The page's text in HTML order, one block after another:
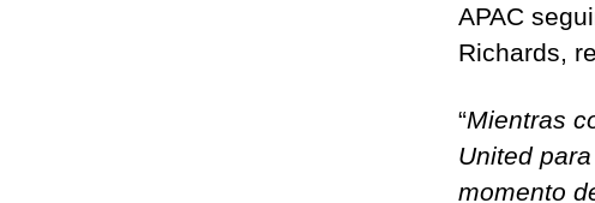
APAC
Richards,
“Mientras
United
momento